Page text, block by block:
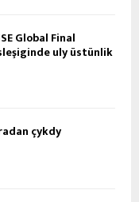
Global Final
uly üstünlik
çykdy